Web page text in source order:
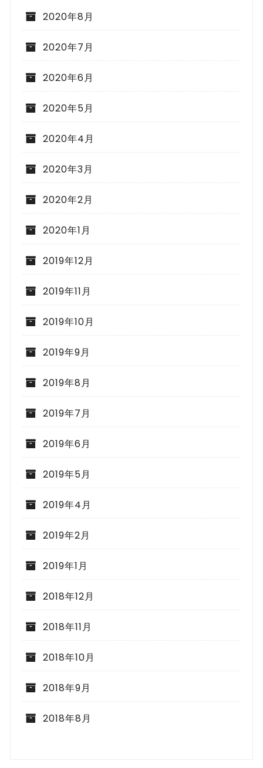
2020年8月
2020年7月
2020年6月
2020年5月
2020年4月
2020年3月
2020年2月
2020年1月
2019年12月
2019年11月
2019年10月
2019年9月
2019年8月
2019年7月
2019年6月
2019年5月
2019年4月
2019年2月
2019年1月
2018年12月
2018年11月
2018年10月
2018年9月
2018年8月